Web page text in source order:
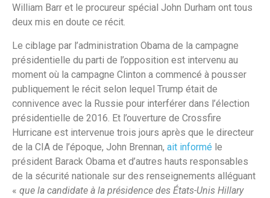
William Barr et le procureur spécial John Durham ont tous
deux mis en doute ce récit.
Le ciblage par l’administration Obama de la campagne
présidentielle du parti de l’opposition est intervenu au
moment où la campagne Clinton a commencé à pousser
publiquement le récit selon lequel Trump était de
connivence avec la Russie pour interférer dans l’élection
présidentielle de 2016. Et l’ouverture de Crossfire
Hurricane est intervenue trois jours après que le directeur
de la CIA de l’époque, John Brennan, ait informé le
président Barack Obama et d’autres hauts responsables
de la sécurité nationale sur des renseignements alléguant
« que la candidate à la présidence des États-Unis Hillary